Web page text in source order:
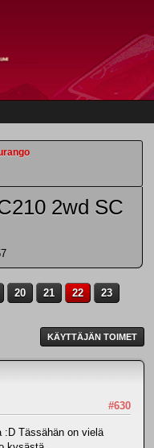
2wd SC
20 21 22
23
KÄYTTÄJÄN TOIMET
#630
:D Tässähän on vielä